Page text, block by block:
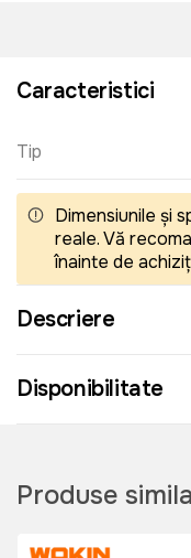
Caracteristici
Tip
Dimensiunile și
reale. Vă
înainte de
Descriere
Disponibilitate
Produse